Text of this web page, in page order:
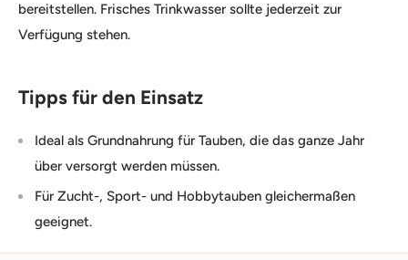
bereitstellen. Frisches Trinkwasser sollte jederzeit zur
Verfügung stehen.
Tipps für den Einsatz
Ideal als Grundnahrung für Tauben, die das ganze Jahr
über versorgt werden müssen.
Für Zucht-, Sport- und Hobbytauben gleichermaßen
geeignet.